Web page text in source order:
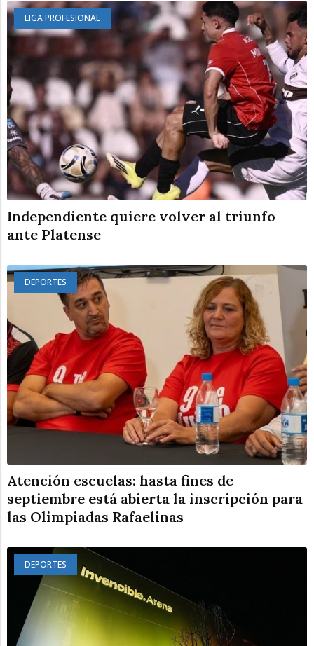
LIGA PROFESIONAL
Independiente quiere volver al triunfo
ante Platense
DEPORTES
Atención escuelas: hasta fines de
septiembre está abierta la inscripción para
las Olimpiadas Rafaelinas
DEPORTES